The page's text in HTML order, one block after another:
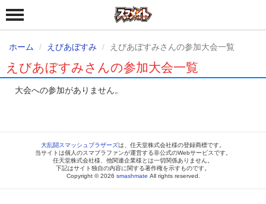
ホーム えびあぼすみ えびあぼすみさんの参加大会一覧
えびあぼすみさんの参加大会一覧
大会への参加がありません。
大乱闘スマッシュブラザーズは、任天堂株式会社様の登録商標です。
当サイトは個人のスマブラファンが運営する非公式のWebサービスです。
任天堂株式会社様、他関連企業様とは一切関係ありません。
下記はサイト独自の内容に関する著作権を示すものです。
Copyright © 2026 smashmate All rights reserved.